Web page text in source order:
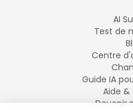
AI
Test de
Centre
Guide IA
Aide &
Devenir